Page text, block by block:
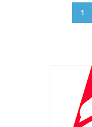
1